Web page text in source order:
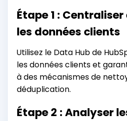
Étape 1 :
les données clients
Utilisez le Data Hub de
les données clients et
à des mécanismes de
déduplication.
Étape 2 : Analyser